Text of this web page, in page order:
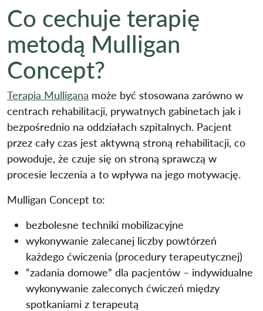
Co cechuje terapię
metodą Mulligan
Concept?
Terapia Mulligana może być stosowana zarówno w
centrach rehabilitacji, prywatnych gabinetach jak i
bezpośrednio na oddziałach szpitalnych. Pacjent
przez cały czas jest aktywną stroną rehabilitacji, co
powoduje, że czuje się on stroną sprawczą w
procesie leczenia a to wpływa na jego motywację.
Mulligan Concept to:
bezbolesne techniki mobilizacyjne
wykonywanie zalecanej liczby powtórzeń
każdego ćwiczenia (procedury terapeutycznej)
“zadania domowe” dla pacjentów – indywidualne
wykonywanie zaleconych ćwiczeń między
spotkaniami z terapeutą